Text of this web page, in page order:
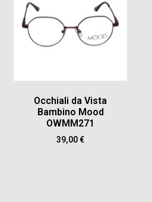
Occhiali da Vista
Bambino Mood
OWMM271
39,00€